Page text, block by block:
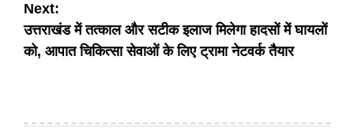
Next:
उत्तराखंड में तत्काल और सटीक इलाज मिलेगा हादसों में घायलों
को, आपात चिकित्सा सेवाओं के लिए ट्रामा नेटवर्क तैयार